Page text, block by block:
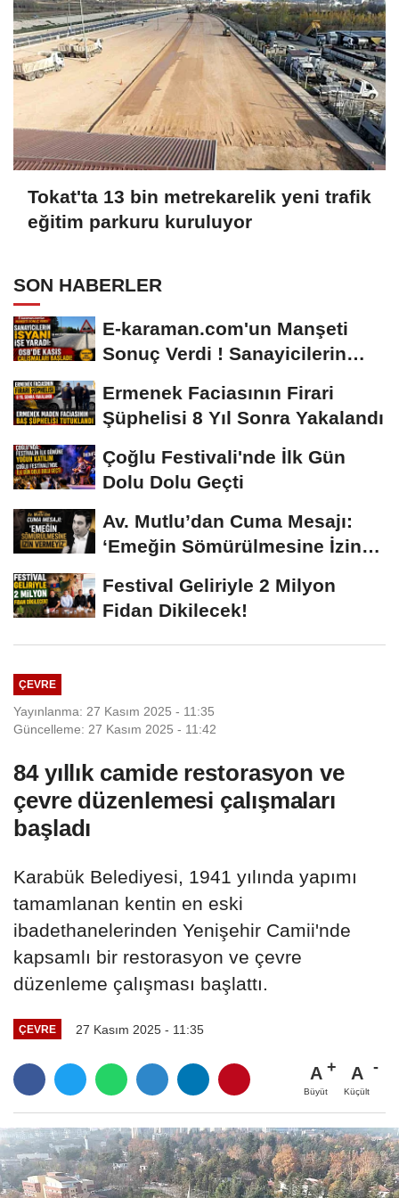
Tokat'ta 13 bin metrekarelik yeni trafik
eğitim parkuru kuruluyor
SON HABERLER
E-karaman.com'un Manşeti
Sonuç Verdi ! Sanayicilerin
Ermenek Faciasının Firari
Şüphelisi 8 Yıl Sonra Yakalandı
Çoğlu Festivali'nde İlk Gün
Dolu Dolu Geçti
Av. Mutlu’dan Cuma Mesajı:
‘Emeğin Sömürülmesine İzin
Festival Geliriyle 2 Milyon
Fidan Dikilecek!
ÇEVRE
Yayınlanma: 27 Kasım 2025 - 11:35
Güncelleme: 27 Kasım 2025 - 11:42
84 yıllık camide restorasyon ve
çevre düzenlemesi çalışmaları
başladı
Karabük Belediyesi, 1941 yılında yapımı
tamamlanan kentin en eski
ibadethanelerinden Yenişehir Camii'nde
kapsamlı bir restorasyon ve çevre
düzenleme çalışması başlattı.
ÇEVRE 27 Kasım 2025 - 11:35
A
Büyüt
A
Küçült